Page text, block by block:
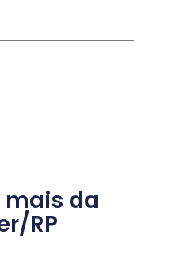
mais da
RP